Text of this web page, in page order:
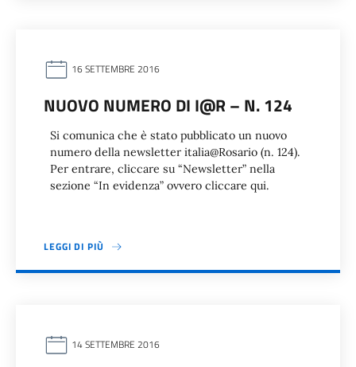
16 SETTEMBRE 2016
NUOVO NUMERO DI I@R – N. 124
Si comunica che è stato pubblicato un nuovo
numero della newsletter italia@Rosario (n. 124).
Per entrare, cliccare su “Newsletter” nella
sezione “In evidenza” ovvero cliccare qui.
LEGGI DI PIÙ
14 SETTEMBRE 2016